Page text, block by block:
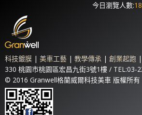
今日瀏覽人數:
科技鍍膜 | 美車工藝 | 教學傳承 | 創業起跑 |
330 桃園市桃園區宏昌九街3號1樓 / TEL:03-
© 2016 Granwell格蘭威爾科技美車 版權所有